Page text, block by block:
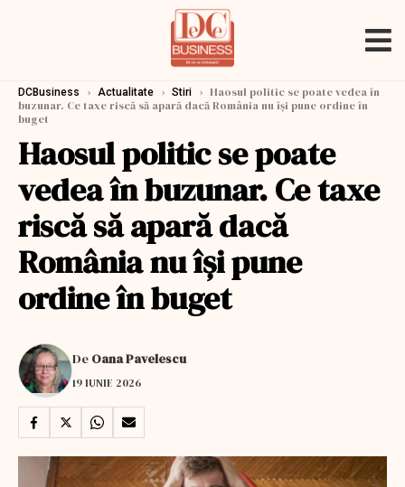
DCBusiness › Actualitate › Stiri › Haosul politic se poate vedea în
buzunar. Ce taxe riscă să apară dacă România nu își pune ordine în
buget
Haosul politic se poate
vedea în buzunar. Ce taxe
riscă să apară dacă
România nu își pune
ordine în buget
De Oana Pavelescu
19 IUNIE 2026